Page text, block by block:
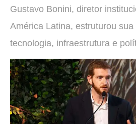
Gustavo Bonini, diretor
América Latina, estruturou
tecnologia, infraestrutura e